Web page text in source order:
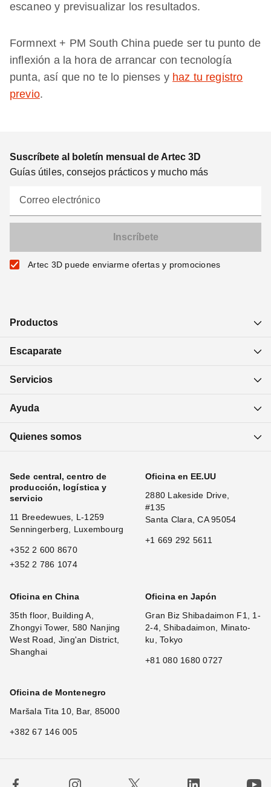
escaneo y previsualizar los resultados.
Formnext + PM South China puede ser tu punto de
inflexión a la hora de arrancar con tecnología
punta, así que no te lo pienses y haz tu registro
previo.
Suscríbete al boletín mensual de Artec 3D
Guías útiles, consejos prácticos y mucho más
Correo electrónico
Artec 3D puede enviarme ofertas y promociones
Productos
Escaparate
Servicios
Ayuda
Quienes somos
Sede central, centro de
producción, logística y
servicio
11 Breedewues, L-1259
Senningerberg, Luxembourg
+352 2 600 8670
+352 2 786 1074
Oficina en EE.UU
2880 Lakeside Drive,
#135
Santa Clara, CA 95054
+1 669 292 5611
Oficina en China
35th floor, Building A,
Zhongyi Tower, 580 Nanjing
West Road, Jing'an District,
Shanghai
Oficina en Japón
Gran Biz Shibadaimon F1, 1-
2-4, Shibadaimon, Minato-
ku, Tokyo
+81 080 1680 0727
Oficina de Montenegro
Maršala Tita 10, Bar, 85000
+382 67 146 005